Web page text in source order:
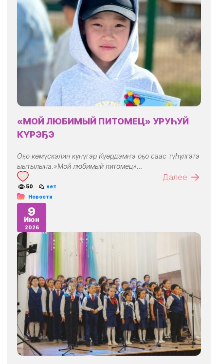
«МОЙ ЛЮБИМЫЙ ПИТОМЕЦ» УРУҺУЙ
КҮРЭҔЭ
Оҕо көмүскэлин күнүгэр Күөрдэмҥэ оҕо саас түһүлгэтэ
ыытылына.»Мой любимый питомец»…
Далее
50
нет
Новости
9
Июн
2026